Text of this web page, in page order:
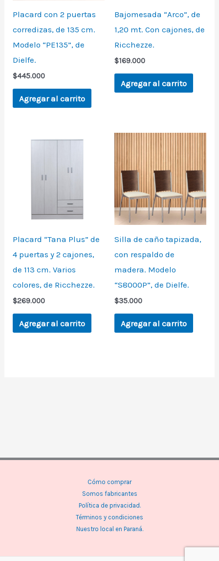
Placard con 2 puertas
corredizas, de 135 cm.
Modelo “PE135”, de
Dielfe.
$445.000
Agregar al carrito
Bajomesada “Arco”, de
1,20 mt. Con cajones, de
Ricchezze.
$169.000
Agregar al carrito
Placard “Tana Plus” de
4 puertas y 2 cajones,
de 113 cm. Varios
colores, de Ricchezze.
$269.000
Agregar al carrito
Silla de caño tapizada,
con respaldo de
madera. Modelo
“S8000P”, de Dielfe.
$35.000
Agregar al carrito
Cómo comprar
Somos fabricantes
Política de privacidad.
Términos y condiciones
Nuestro local en Paraná.